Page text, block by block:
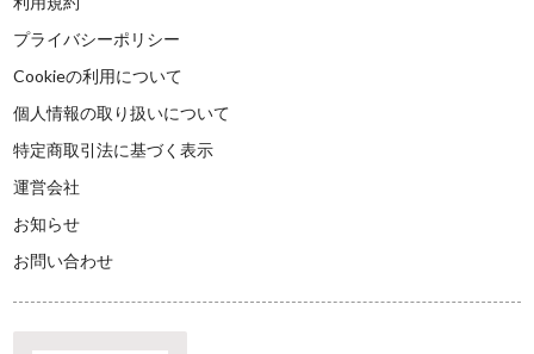
プライバシーポリシー
Cookieの利用について
個人情報の取り扱いについて
特定商取引法に基づく表示
運営会社
お知らせ
お問い合わせ